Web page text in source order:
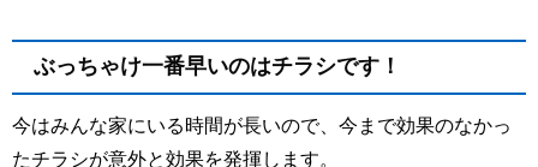
ぶっちゃけ一番早いのはチラシです！
今はみんな家にいる時間が長いので、今まで効果のなかっ
たチラシが意外と効果を発揮します。